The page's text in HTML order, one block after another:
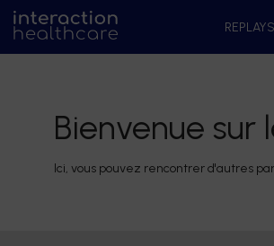
REPLAYS
Bienvenue
Ici, vous pouvez rencontrer d'autres